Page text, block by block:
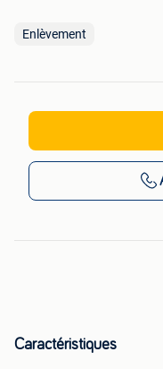
Caractéristiques
Enlèvement